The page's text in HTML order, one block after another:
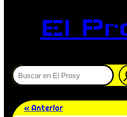
El
Buscar
« Anterior